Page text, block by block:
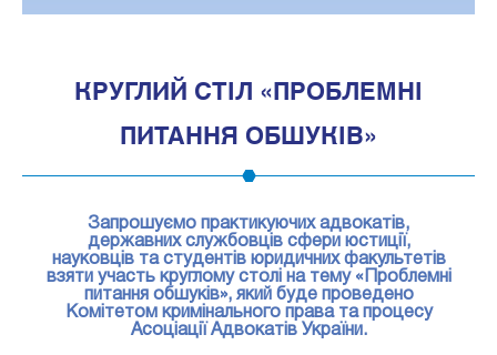
КРУГЛИЙ СТІЛ «ПРОБЛЕМНІ
ПИТАННЯ ОБШУКІВ»
Запрошуємо практикуючих адвокатів,
державних службовців сфери юстиції,
науковців та студентів юридичних факультетів
взяти участь круглому столі на тему «Проблемні
питання обшуків», який буде проведено
Комітетом кримінального права та процесу
Асоціації Адвокатів України.